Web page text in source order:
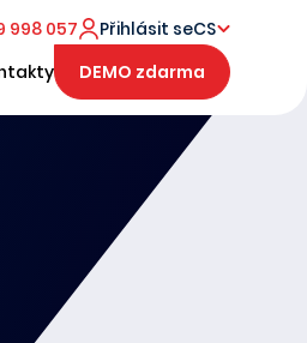
998 057 Přihlásit seCS
DEMO zdarma